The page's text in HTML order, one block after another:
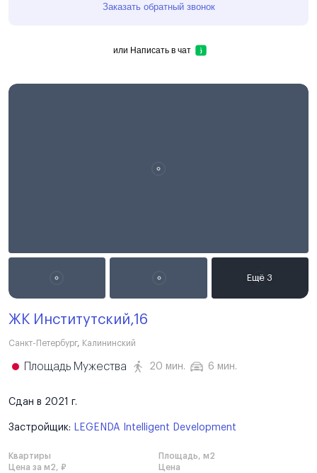
Заказать обратный звонок
или Написать в чат
ЖК Институтский,16
Санкт-Петербург, Калининский
Площадь Мужества 20 мин. 6 мин.
Сдан в 2021 г.
Застройщик: LEGENDA Intelligent Development
Квартиры
Площадь, м2
Цена за м2, ₽
Цена